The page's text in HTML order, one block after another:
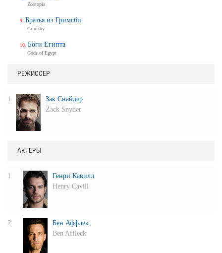
РЕЖИССЕР
1
Зак Снайдер
Zack Snyder
АКТЕРЫ
1
Генри Кавилл
Henry Cavill
2
Бен Аффлек
Ben Affleck
Zootopia
Братья из Гримсби
Grimsby
Боги Египта
Gods of Egypt